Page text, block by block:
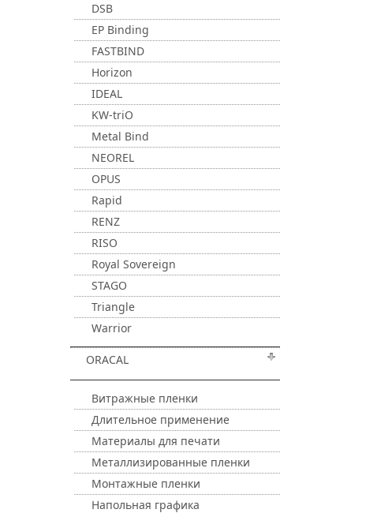
DSB
EP Binding
FASTBIND
Horizon
IDEAL
KW-triO
Metal Bind
NEOREL
OPUS
Rapid
RENZ
RISO
Royal Sovereign
STAGO
Triangle
Warrior
ORACAL
Витражные пленки
Длительное применение
Материалы для печати
Металлизированные пленки
Монтажные пленки
Напольная графика